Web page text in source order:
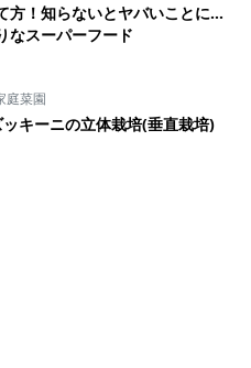
方！知らないとヤバいことに…
なスーパーフード
庭菜園
キーニの立体栽培(垂直栽培)